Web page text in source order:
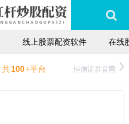
线上股票配资软件 在线
共100+平台 恒信证券官网